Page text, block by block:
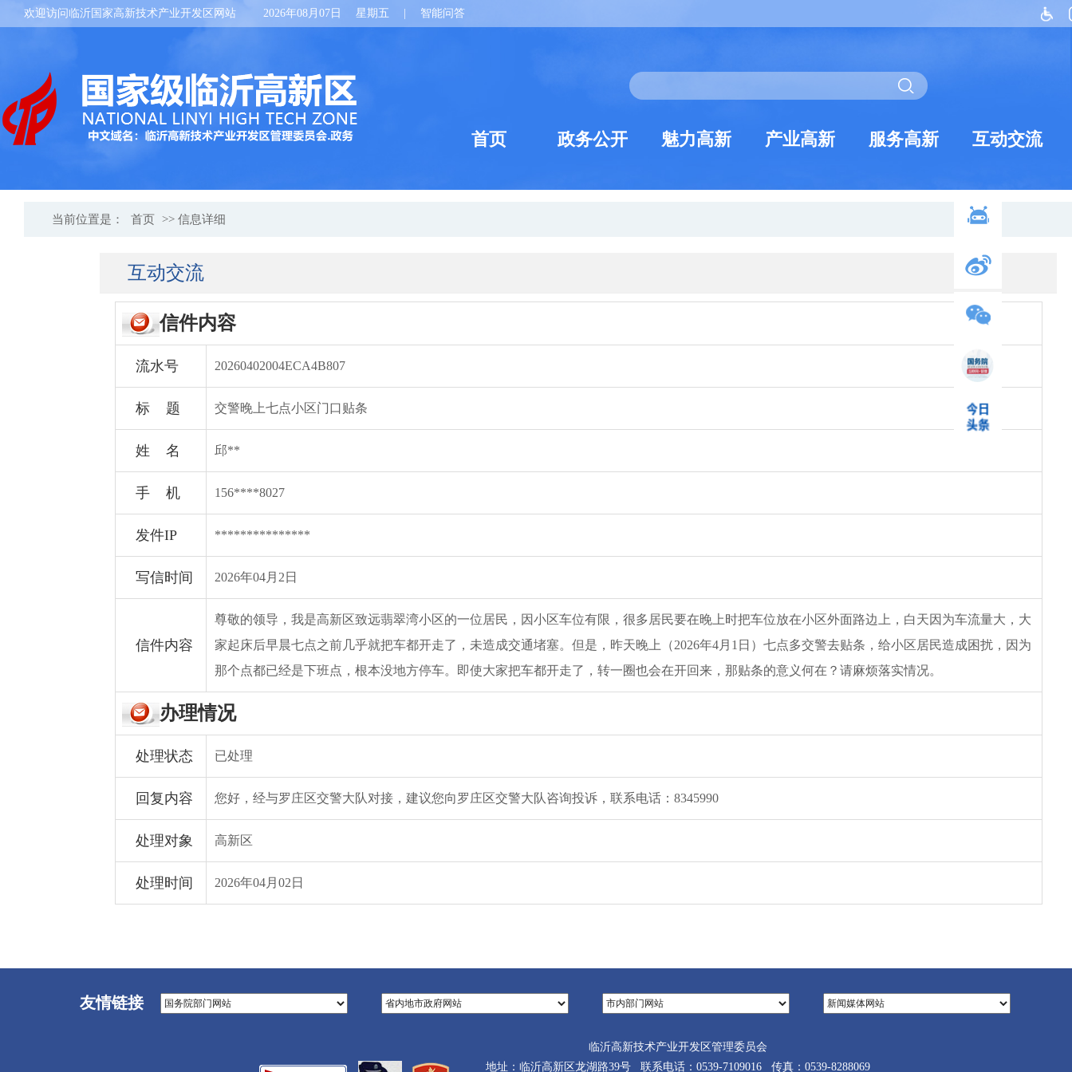
欢迎访问临沂国家高新技术产业开发区网站 2026年08月07日 星期五 智能问答
首页 政务公开 魅力高新 产业高新 服务高新 互动交流
当前位置是： 首页 >> 信息详细
互动交流
信件内容
流水号 20260402004ECA4B807
标 题 交警晚上七点小区门口贴条
姓 名 邱**
手 机 156****8027
发件IP ***************
写信时间 2026年04月2日
信件内容
尊敬的领导，我是高新区致远翡翠湾小区的一位居民，因小区车位有限，很多居民要在晚上时把车位放在小区外面路边上，白天因为车流量大，大
家起床后早晨七点之前几乎就把车都开走了，未造成交通堵塞。但是，昨天晚上（2026年4月1日）七点多交警去贴条，给小区居民造成困扰，因为
那个点都已经是下班点，根本没地方停车。即使大家把车都开走了，转一圈也会在开回来，那贴条的意义何在？请麻烦落实情况。
办理情况
处理状态 已处理
回复内容 您好，经与罗庄区交警大队对接，建议您向罗庄区交警大队咨询投诉，联系电话：8345990
处理对象 高新区
处理时间 2026年04月02日
友情链接
临沂高新技术产业开发区管理委员会
地址：临沂高新区龙湖路39号 联系电话：0539-7109016 传真：0539-8288069